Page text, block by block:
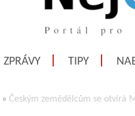
ZPRÁVY TIPY
» Českým zemědělcům se otvírá